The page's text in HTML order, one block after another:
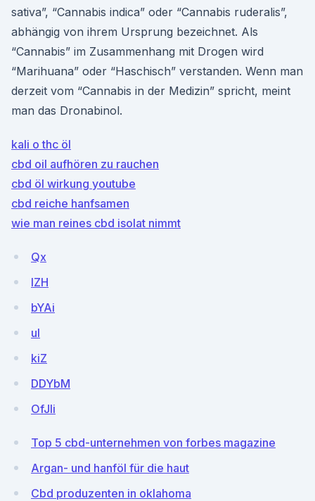
sativa”, “Cannabis indica” oder “Cannabis ruderalis”,
abhängig von ihrem Ursprung bezeichnet. Als
“Cannabis” im Zusammenhang mit Drogen wird
“Marihuana” oder “Haschisch” verstanden. Wenn man
derzeit vom “Cannabis in der Medizin” spricht, meint
man das Dronabinol.
kali o thc öl
cbd oil aufhören zu rauchen
cbd öl wirkung youtube
cbd reiche hanfsamen
wie man reines cbd isolat nimmt
Qx
lZH
bYAi
ul
kiZ
DDYbM
OfJli
Top 5 cbd-unternehmen von forbes magazine
Argan- und hanföl für die haut
Cbd produzenten in oklahoma